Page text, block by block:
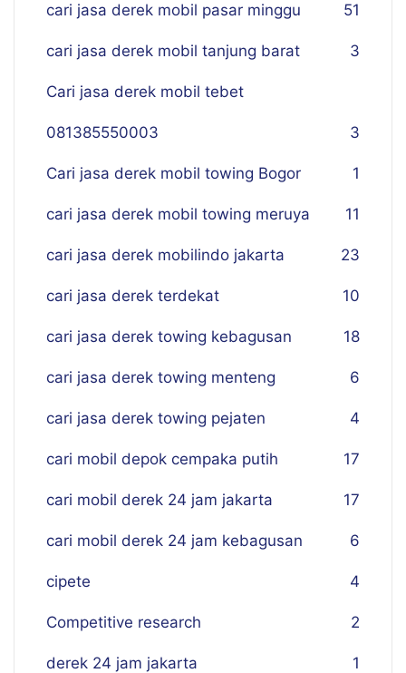
cari jasa derek mobil pasar minggu 51
cari jasa derek mobil tanjung barat 3
Cari jasa derek mobil tebet
081385550003 3
Cari jasa derek mobil towing Bogor 1
cari jasa derek mobil towing meruya 11
cari jasa derek mobilindo jakarta 23
cari jasa derek terdekat 10
cari jasa derek towing kebagusan 18
cari jasa derek towing menteng 6
cari jasa derek towing pejaten 4
cari mobil depok cempaka putih 17
cari mobil derek 24 jam jakarta 17
cari mobil derek 24 jam kebagusan 6
cipete 4
Competitive research 2
derek 24 jam jakarta 1